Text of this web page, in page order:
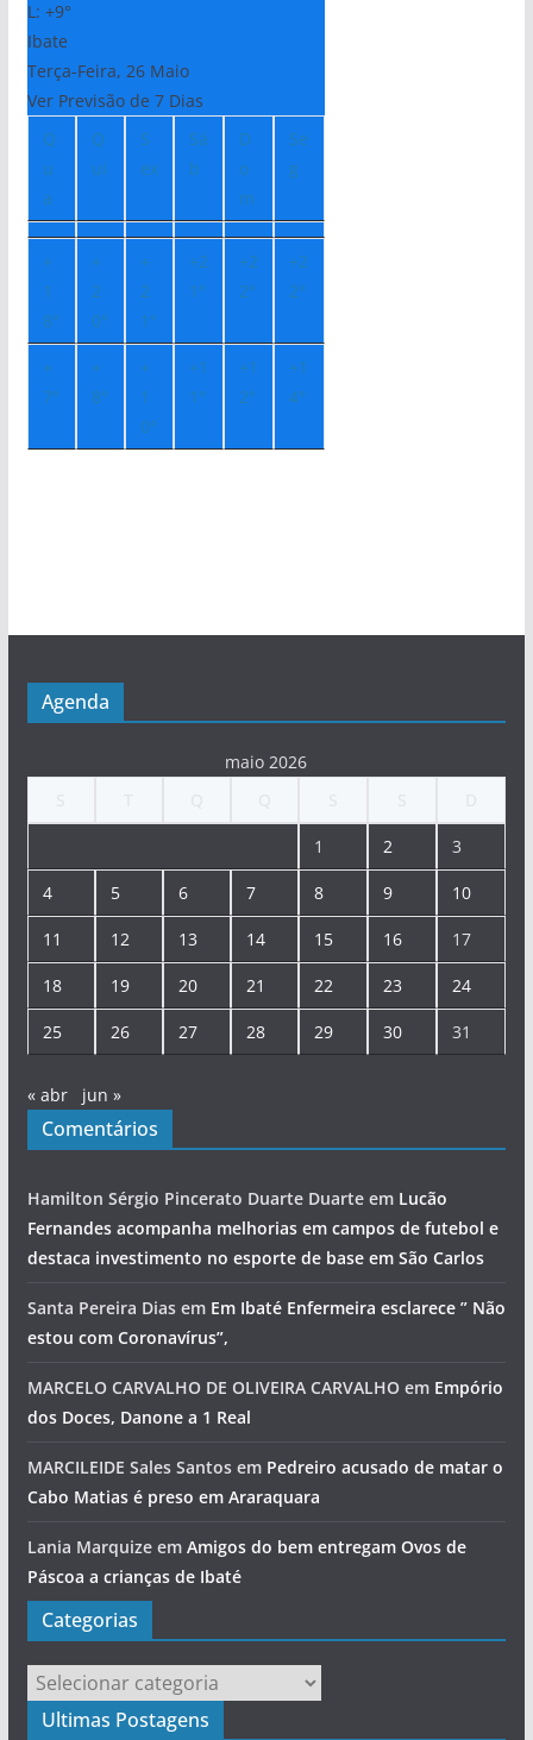
L: +9°
Ibate
Terça-Feira, 26 Maio
Ver Previsão de 7 Dias
Q
u
a
Q
ui
S
ex
Sá
b
D
o
m
Se
g
+
1
8°
+
2
0°
+
2
1°
+2
1°
+2
2°
+2
2°
+
7°
+
8°
+
1
0°
+1
1°
+1
2°
+1
4°
Agenda
maio 2026
1 2 3
4 5 6 7 8 9 10
11 12 13 14 15 16 17
18 19 20 21 22 23 24
25 26 27 28 29 30 31
« abr jun »
Comentários
Hamilton Sérgio Pincerato Duarte Duarteem Lucão
Fernandes acompanha melhorias em campos de futebol e
destaca investimento no esporte de base em São Carlos
Santa Pereira Diasem Em Ibaté Enfermeira esclarece ” Não
estou com Coronavírus”,
MARCELO CARVALHO DE OLIVEIRA CARVALHOem Empório
dos Doces, Danone a 1 Real
MARCILEIDE Sales Santosem Pedreiro acusado de matar o
Cabo Matias é preso em Araraquara
Lania Marquizeem Amigos do bem entregam Ovos de
Páscoa a crianças de Ibaté
Categorias
Categorias
Ultimas Postagens